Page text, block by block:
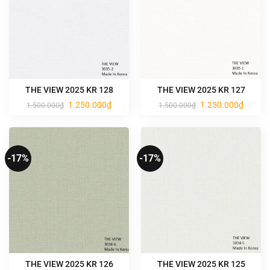
THE VIEW 2025 KR 128
1.500.000₫ Giá
1.500.000₫.
1.250.000₫Giá
hiện
là:
THE VIEW 2025 KR 127
1.500.000₫ Giá
1.500.000₫.
1.250.000₫Giá
hiện
là:
-17%
THE VIEW 2025 KR 126
-17%
THE VIEW 2025 KR 125